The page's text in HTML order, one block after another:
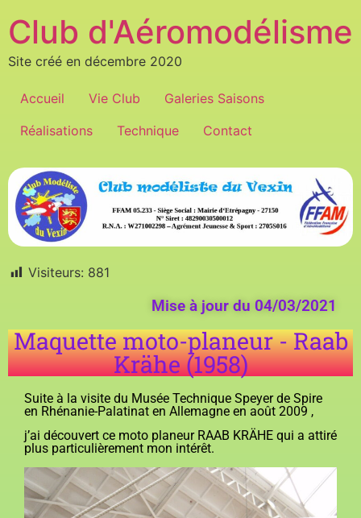
Club d'Aéromodélisme
Site créé en décembre 2020
Accueil Vie Club
Galeries Saisons
Réalisations
Technique Contact
Visiteurs: 881
Mise à jour du 04/03/2021
Maquette moto-planeur - Raab
Krähe (1958)
Suite à la visite du Musée Technique Speyer de Spire
en Rhénanie-Palatinat en Allemagne en août 2009 ,
j’ai découvert ce moto planeur RAAB KRÄHE qui a attiré
plus particulièrement mon intérêt.